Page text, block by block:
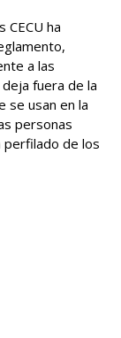
CECU ha
a las
fuera de la
se usan en la
personas
de los